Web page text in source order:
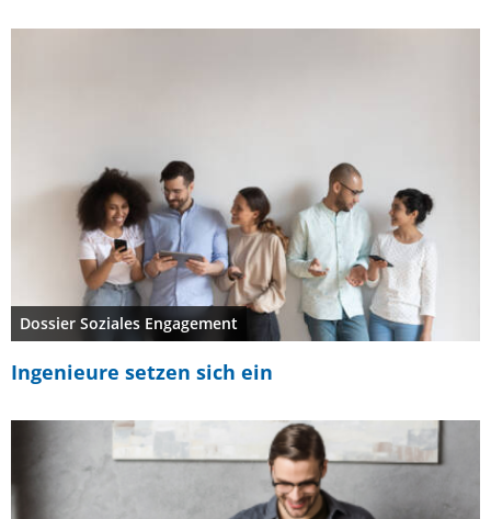
Dossier Soziales Engagement
Ingenieure setzen sich ein